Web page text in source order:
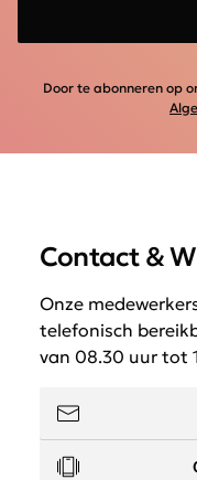
Door te abonneren op
Contact &
Onze
telefonisch
van 08.30 uur tot